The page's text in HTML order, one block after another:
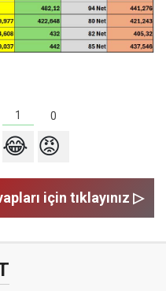
1 0
😂 😡
için tıklayınız ▷